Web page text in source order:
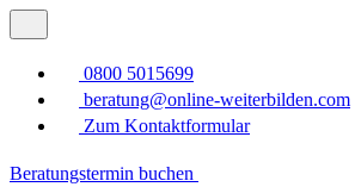
0800 5015699
beratung@online-weiterbilden.com
Zum Kontaktformular
Beratungstermin buchen